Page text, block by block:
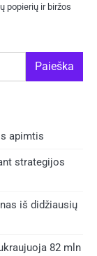
popierių ir biržos
Paieška
apimtis
strategijos
iš didžiausių
82 mln